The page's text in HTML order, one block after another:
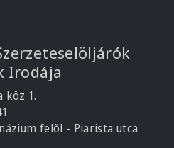
Irodája
köz 1.
felől - Piarista utca